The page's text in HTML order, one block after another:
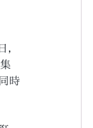
，
時